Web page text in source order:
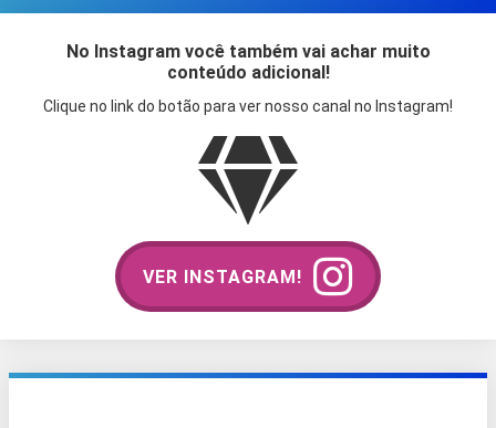
No Instagram você também vai achar muito
conteúdo adicional!
Clique no link do botão para ver nosso canal no Instagram!
VER INSTAGRAM!